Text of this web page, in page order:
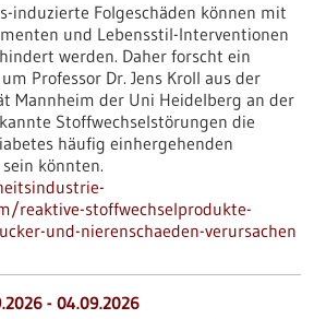
induzierte Folgeschäden können mit
und Lebensstil-Interventionen
werden. Daher forscht ein
Professor Dr. Jens Kroll aus der
Mannheim der Uni Heidelberg an der
Stoffwechselstörungen die
häufig einhergehenden
könnten.
reaktive-stoffwechselprodukte-
und-nierenschaeden-verursachen
- 04.09.2026